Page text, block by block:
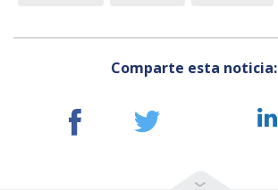
Comparte esta noticia: